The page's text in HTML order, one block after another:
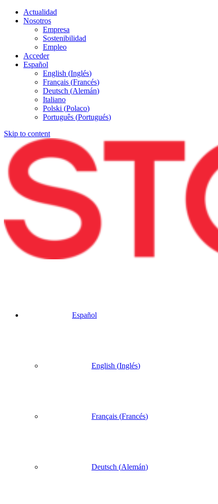
Actualidad
Nosotros
Empresa
Sostenibilidad
Empleo
Acceder
Español
English (Inglés)
Français (Francés)
Deutsch (Alemán)
Italiano
Polski (Polaco)
Português (Portugués)
Skip to content
Español
English (Inglés)
Français (Francés)
Deutsch (Alemán)